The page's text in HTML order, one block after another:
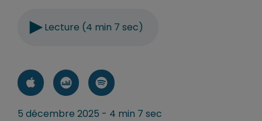
Lecture (4 min 7 sec)
5 décembre 2025 - 4 min 7 sec